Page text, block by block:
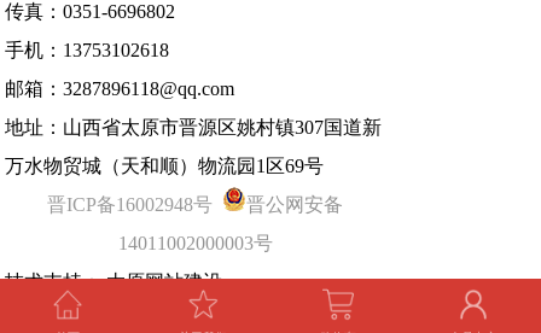
传真：0351-6696802
手机：13753102618
邮箱：3287896118@qq.com
地址：山西省太原市晋源区姚村镇307国道新
万水物贸城（天和顺）物流园1区69号
晋ICP备16002948号
晋公网安备
14011002000003号
技术支持：太原网站建设